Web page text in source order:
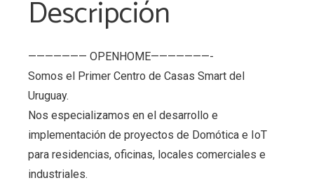
Descripción
——————— OPENHOME———————-
Somos el Primer Centro de Casas Smart del
Uruguay.
Nos especializamos en el desarrollo e
implementación de proyectos de Domótica e IoT
para residencias, oficinas, locales comerciales e
industriales.